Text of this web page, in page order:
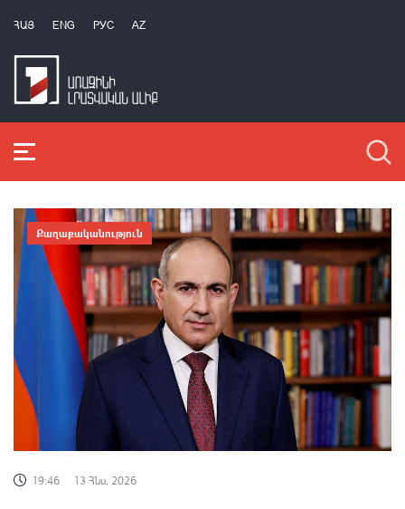
ՀԱՅ ENG РУС AZ
Քաղաքականություն
19:46 13 Հնս, 2026